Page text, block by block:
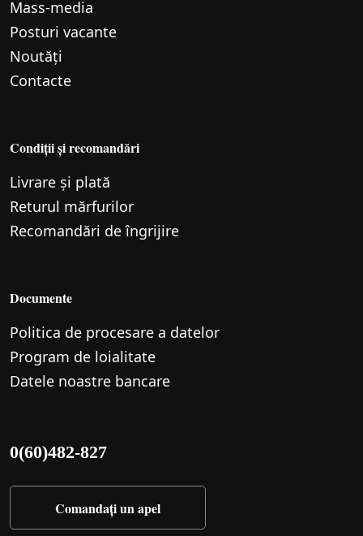
Mass-media
Posturi vacante
Noutăți
Contacte
Condiții și recomandări
Livrare și plată
Returul mărfurilor
Recomandări de îngrijire
Documente
Politica de procesare a datelor
Program de loialitate
Datele noastre bancare
0(60)482-827
Comandați un apel